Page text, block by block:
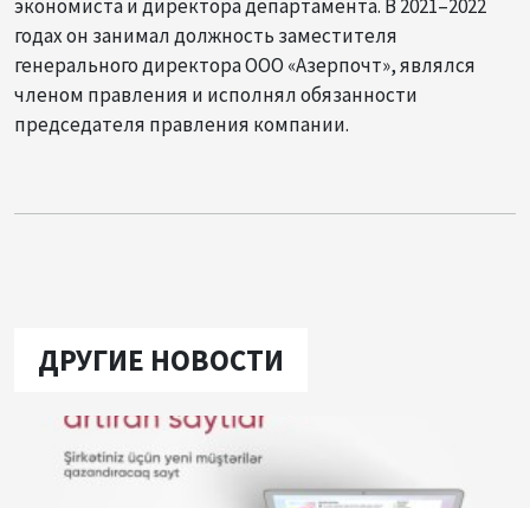
экономиста и директора департамента. В 2021–2022
годах он занимал должность заместителя
генерального директора ООО «Азерпочт», являлся
членом правления и исполнял обязанности
председателя правления компании.
ДРУГИЕ НОВОСТИ